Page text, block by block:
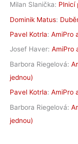
Milan Slanička: Plnicí
Dominik Matus:
Pavel Kotrla: AmiPro
Josef Haver: AmiPro
Barbora Riegelová:
jednou)
Pavel Kotrla: AmiPro
Barbora Riegelová:
jednou)